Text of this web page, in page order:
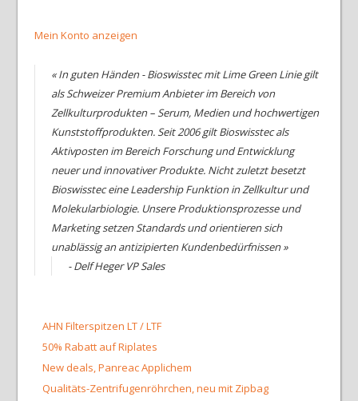
Mein Konto anzeigen
« In guten Händen - Bioswisstec mit Lime Green Linie gilt
als Schweizer Premium Anbieter im Bereich von
Zellkulturprodukten – Serum, Medien und hochwertigen
Kunststoffprodukten. Seit 2006 gilt Bioswisstec als
Aktivposten im Bereich Forschung und Entwicklung
neuer und innovativer Produkte. Nicht zuletzt besetzt
Bioswisstec eine Leadership Funktion in Zellkultur und
Molekularbiologie. Unsere Produktionsprozesse und
Marketing setzen Standards und orientieren sich
unablässig an antizipierten Kundenbedürfnissen »
- Delf Heger VP Sales
AHN Filterspitzen LT / LTF
50% Rabatt auf Riplates
New deals, Panreac Applichem
Qualitäts-Zentrifugenröhrchen, neu mit Zipbag